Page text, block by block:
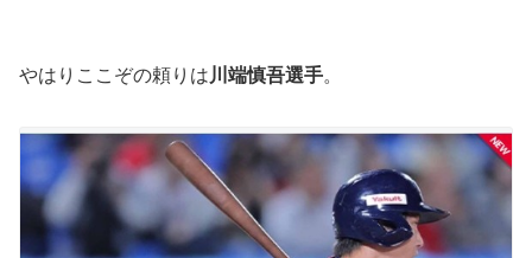
やはりここぞの頼りは 川端慎吾選手。